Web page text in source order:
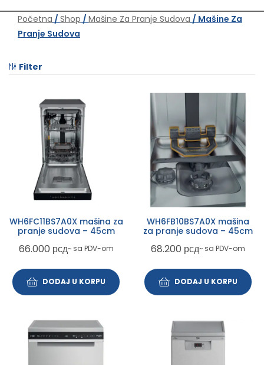
Početna / Shop / Mašine Za Pranje Sudova / Mašine Za
Pranje Sudova
Filter
WH6FC11BS7A0X mašina za
pranje sudova – 45cm
66.000 рсд~ sa PDV-om
DODAJ U KORPU
WH6FB10BS7A0X mašina
za pranje sudova – 45cm
68.200 рсд~ sa PDV-om
DODAJ U KORPU